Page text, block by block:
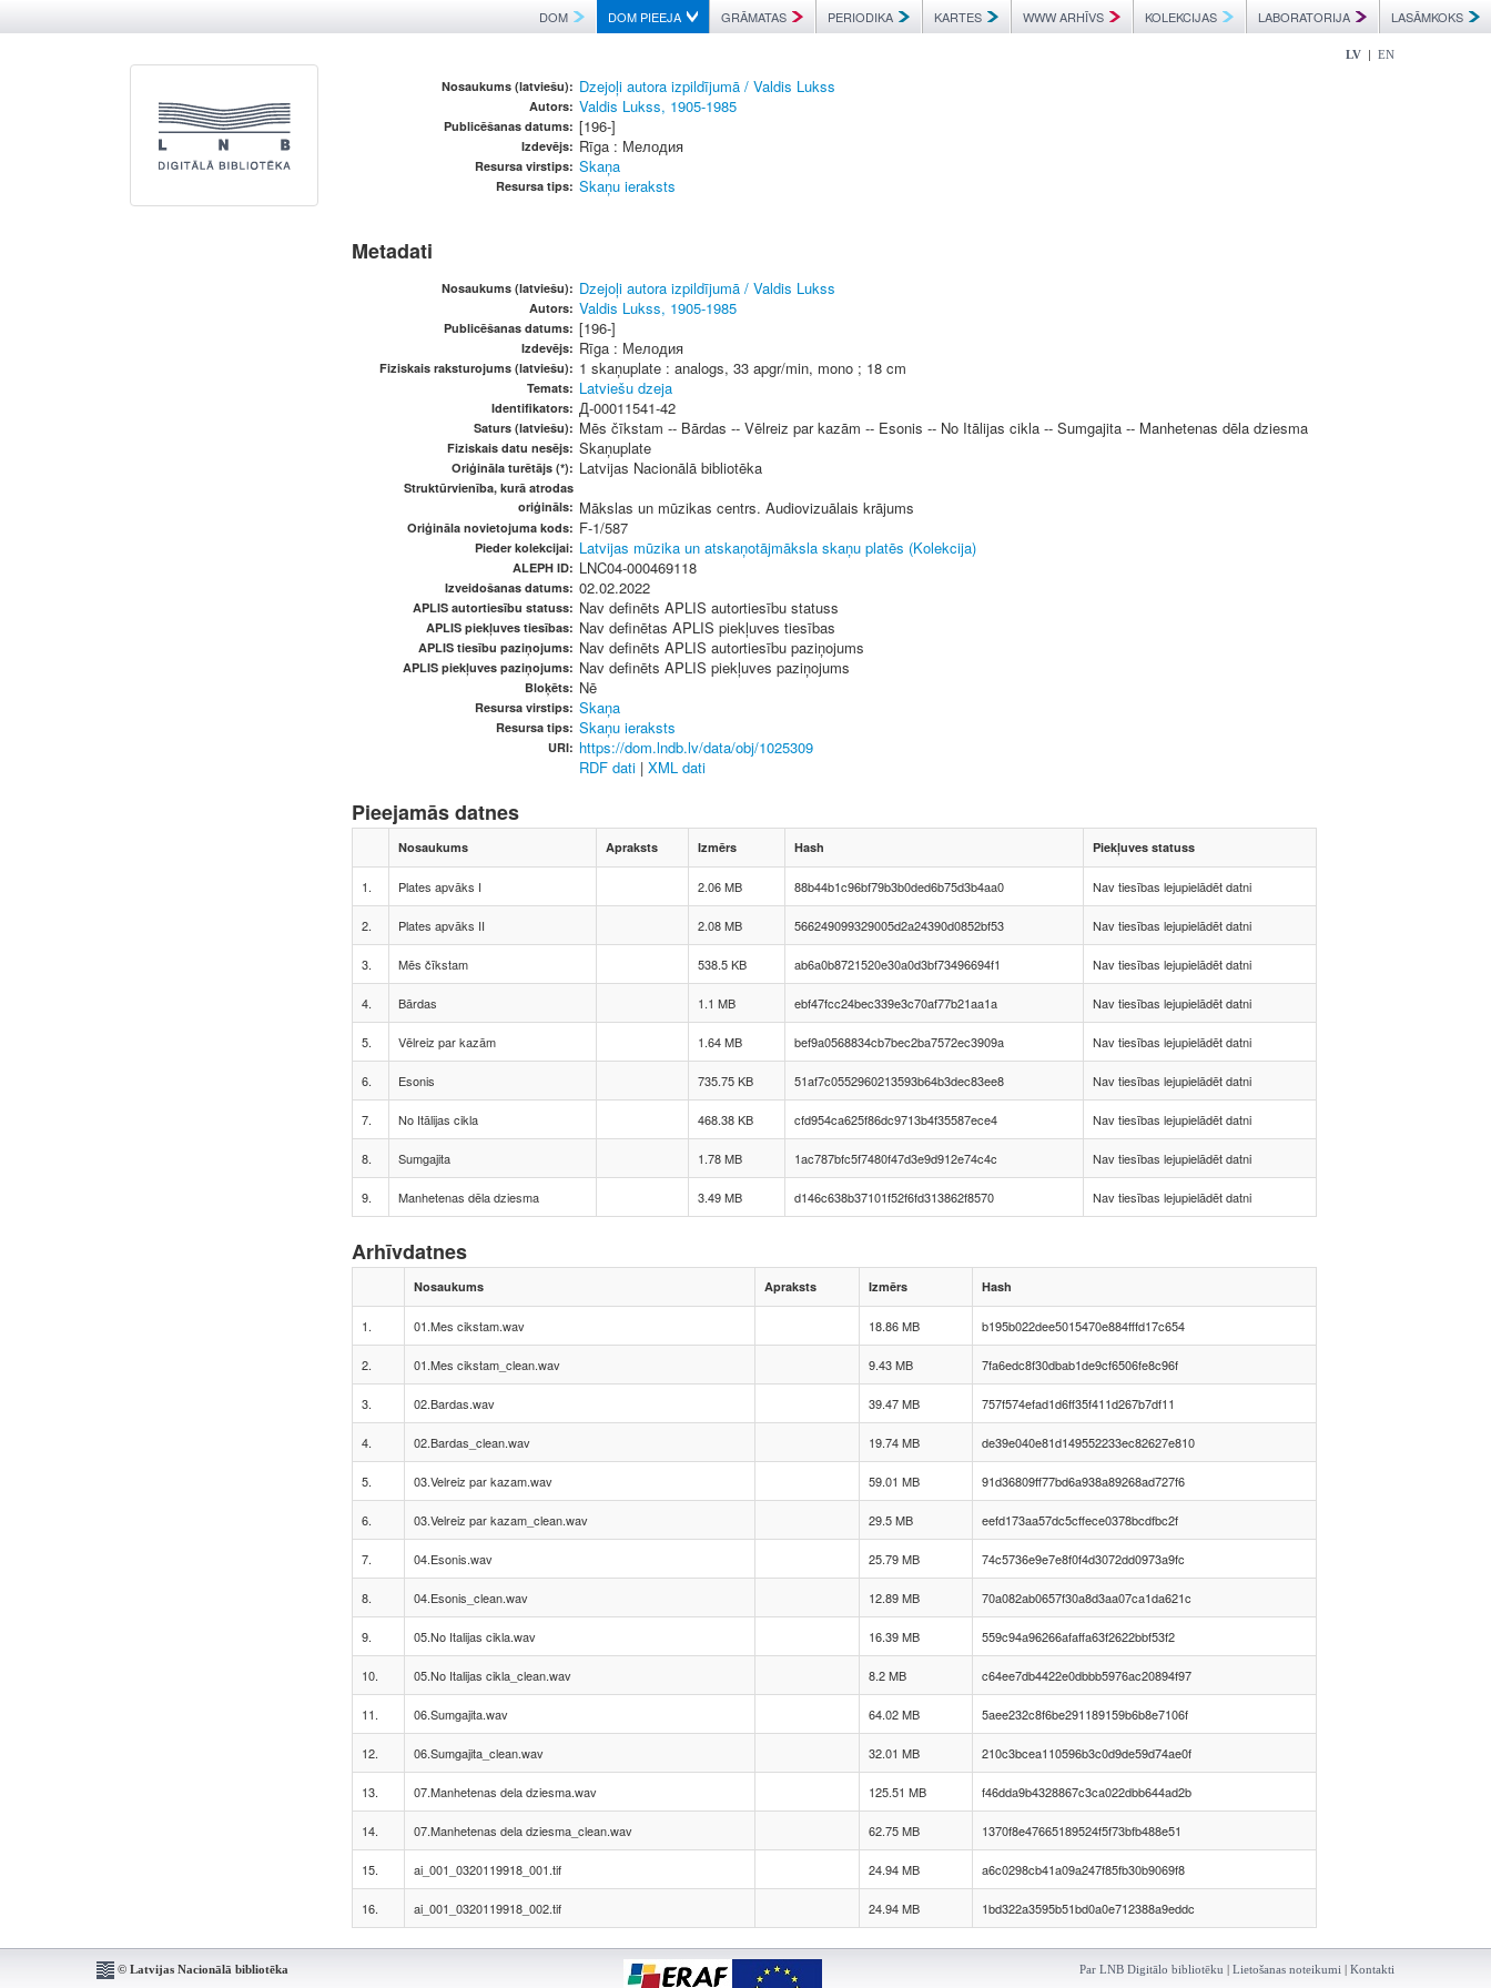
DOM DOM PIEEJA GRĀMATAS PERIODIKA KARTES WWW ARHĪVS KOLEKCIJAS LABORATORIJA LASĀMKOKS
LV | EN
Nosaukums (latviešu): Dzejoļi autora izpildījumā / Valdis Lukss
Autors: Valdis Lukss, 1905-1985
Publicēšanas datums: [196-]
Izdevējs: Rīga : Мелодия
Resursa virstips: Skaņa
Resursa tips: Skaņu ieraksts
Metadati
Nosaukums (latviešu): Dzejoļi autora izpildījumā / Valdis Lukss
Autors: Valdis Lukss, 1905-1985
Publicēšanas datums: [196-]
Izdevējs: Rīga : Мелодия
Fiziskais raksturojums (latviešu): 1 skaņuplate : analogs, 33 apgr/min, mono ; 18 cm
Temats: Latviešu dzeja
Identifikators: Д-00011541-42
Saturs (latviešu): Mēs čīkstam -- Bārdas -- Vēlreiz par kazām -- Esonis -- No Itālijas cikla -- Sumgajita -- Manhetenas dēla dziesma
Fiziskais datu nesējs: Skaņuplate
Oriģināla turētājs (*): Latvijas Nacionālā bibliotēka
Struktūrvienība, kurā atrodas
oriģināls: Mākslas un mūzikas centrs. Audiovizuālais krājums
Oriģināla novietojuma kods: F-1/587
Pieder kolekcijai: Latvijas mūzika un atskaņotājmāksla skaņu platēs (Kolekcija)
ALEPH ID: LNC04-000469118
Izveidošanas datums: 02.02.2022
APLIS autortiesību statuss: Nav definēts APLIS autortiesību statuss
APLIS piekļuves tiesības: Nav definētas APLIS piekļuves tiesības
APLIS tiesību paziņojums: Nav definēts APLIS autortiesību paziņojums
APLIS piekļuves paziņojums: Nav definēts APLIS piekļuves paziņojums
Bloķēts: Nē
Resursa virstips: Skaņa
Resursa tips: Skaņu ieraksts
URI: https://dom.lndb.lv/data/obj/1025309
RDF dati | XML dati
Pieejamās datnes
Nosaukums Apraksts Izmērs Hash Piekļuves statuss
1. Plates apvāks I 2.06 MB 88b44b1c96bf79b3b0ded6b75d3b4aa0 Nav tiesības lejupielādēt datni
2. Plates apvāks II 2.08 MB 566249099329005d2a24390d0852bf53 Nav tiesības lejupielādēt datni
3. Mēs čīkstam 538.5 KB ab6a0b8721520e30a0d3bf73496694f1 Nav tiesības lejupielādēt datni
4. Bārdas 1.1 MB ebf47fcc24bec339e3c70af77b21aa1a Nav tiesības lejupielādēt datni
5. Vēlreiz par kazām 1.64 MB bef9a0568834cb7bec2ba7572ec3909a Nav tiesības lejupielādēt datni
6. Esonis 735.75 KB 51af7c0552960213593b64b3dec83ee8 Nav tiesības lejupielādēt datni
7. No Itālijas cikla 468.38 KB cfd954ca625f86dc9713b4f35587ece4 Nav tiesības lejupielādēt datni
8. Sumgajita 1.78 MB 1ac787bfc5f7480f47d3e9d912e74c4c Nav tiesības lejupielādēt datni
9. Manhetenas dēla dziesma 3.49 MB d146c638b37101f52f6fd313862f8570 Nav tiesības lejupielādēt datni
Arhīvdatnes
Nosaukums Apraksts Izmērs Hash
1. 01.Mes cikstam.wav 18.86 MB b195b022dee5015470e884fffd17c654
2. 01.Mes cikstam_clean.wav 9.43 MB 7fa6edc8f30dbab1de9cf6506fe8c96f
3. 02.Bardas.wav 39.47 MB 757f574efad1d6ff35f411d267b7df11
4. 02.Bardas_clean.wav 19.74 MB de39e040e81d149552233ec82627e810
5. 03.Velreiz par kazam.wav 59.01 MB 91d36809ff77bd6a938a89268ad727f6
6. 03.Velreiz par kazam_clean.wav 29.5 MB eefd173aa57dc5cffece0378bcdfbc2f
7. 04.Esonis.wav 25.79 MB 74c5736e9e7e8f0f4d3072dd0973a9fc
8. 04.Esonis_clean.wav 12.89 MB 70a082ab0657f30a8d3aa07ca1da621c
9. 05.No Italijas cikla.wav 16.39 MB 559c94a96266afaffa63f2622bbf53f2
10. 05.No Italijas cikla_clean.wav 8.2 MB c64ee7db4422e0dbbb5976ac20894f97
11. 06.Sumgajita.wav 64.02 MB 5aee232c8f6be291189159b6b8e7106f
12. 06.Sumgajita_clean.wav 32.01 MB 210c3bcea110596b3c0d9de59d74ae0f
13. 07.Manhetenas dela dziesma.wav 125.51 MB f46dda9b4328867c3ca022dbb644ad2b
14. 07.Manhetenas dela dziesma_clean.wav 62.75 MB 1370f8e47665189524f5f73bfb488e51
15. ai_001_0320119918_001.tif 24.94 MB a6c0298cb41a09a247f85fb30b9069f8
16. ai_001_0320119918_002.tif 24.94 MB 1bd322a3595b51bd0a0e712388a9eddc
© Latvijas Nacionālā bibliotēka Par LNB Digitālo bibliotēku | Lietošanas noteikumi | Kontakti